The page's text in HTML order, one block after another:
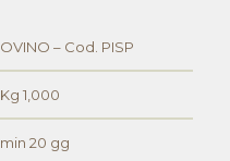
OVINO – Cod. PISP
Kg 1,000
min 20 gg